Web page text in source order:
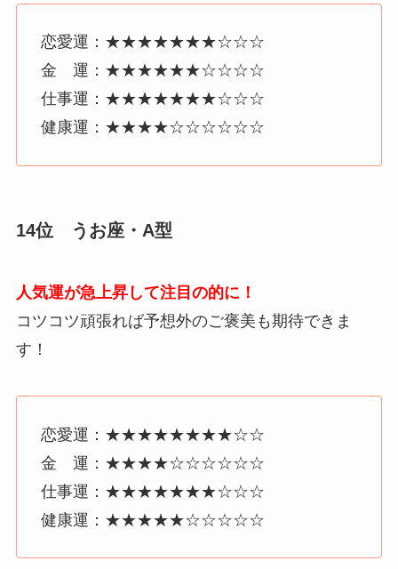
恋愛運：★★★★★★★☆☆☆
金 運：★★★★★★☆☆☆☆
仕事運：★★★★★★★☆☆☆
健康運：★★★★☆☆☆☆☆☆
14位 うお座・A型
人気運が急上昇して注目の的に！
コツコツ頑張れば予想外のご褒美も期待できま
す！
恋愛運：★★★★★★★★☆☆
金 運：★★★★☆☆☆☆☆☆
仕事運：★★★★★★★☆☆☆
健康運：★★★★★☆☆☆☆☆